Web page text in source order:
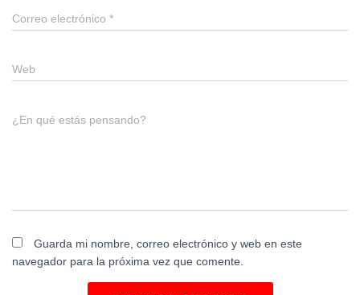
Correo electrónico *
Web
¿En qué estás pensando?
Guarda mi nombre, correo electrónico y web en este
navegador para la próxima vez que comente.